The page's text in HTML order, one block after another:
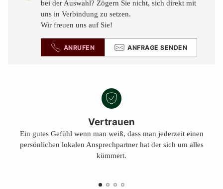
bei der Auswahl? Zögern Sie nicht, sich direkt mit
uns in Verbindung zu setzen.
Wir freuen uns auf Sie!
ANRUFEN ANFRAGE SENDEN
Vertrauen
Ein gutes Gefühl wenn man weiß, dass man jederzeit einen
persönlichen lokalen Ansprechpartner hat der sich um alles
kümmert.